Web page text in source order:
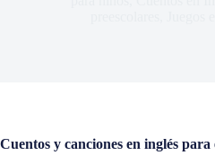
Cuentos y canciones en inglés